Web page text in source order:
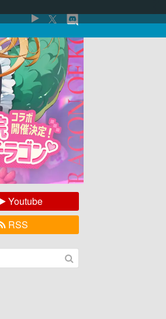
Youtube
RSS